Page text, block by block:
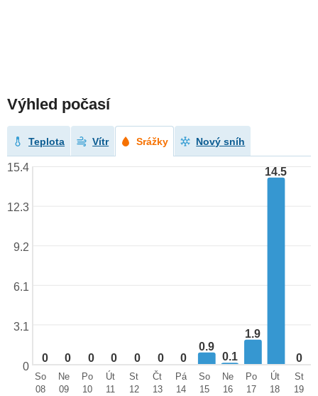
Výhled počasí
Teplota Vítr Srážky Nový sníh
0 0 0 0 0 0 0
0.9
0.1
1.9
14.5
0
15.4
12.3
9.2
6.1
3.1
0
So
08
Ne
09
Po
10
Út
11
St
12
Čt
13
Pá
14
So
15
Ne
16
Po
17
Út
18
St
19